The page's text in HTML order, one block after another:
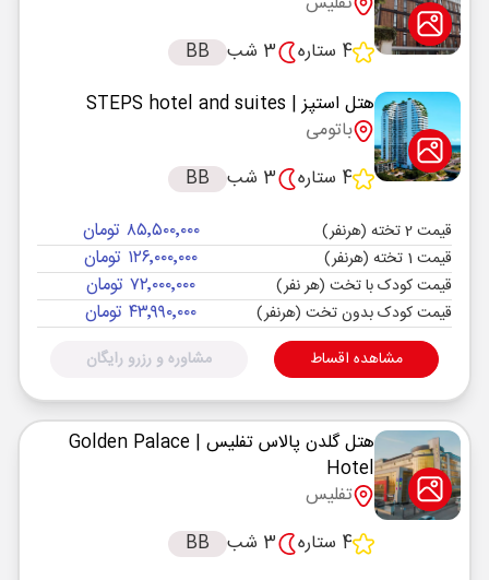
4 ستاره
3 شب
BB
هتل استپز| STEPS hotel and suites
باتومی
4 ستاره
3 شب BB
قیمت 2 تخته (هرنفر) ۸۵٬۵۰۰٬۰۰۰ تومان
قیمت 1 تخته (هرنفر) ۱۲۶٬۰۰۰٬۰۰۰ تومان
قیمت کودک با تخت (هر نفر) ۷۲٬۰۰۰٬۰۰۰ تومان
قیمت کودک بدون تخت (هرنفر) ۴۳٬۹۹۰٬۰۰۰ تومان
مشاهده اقساط مشاوره و رزرو رایگان
هتل گلدن پالاس تفلیس | Golden Palace
Hotel
تفلیس
4 ستاره
3 شب
BB